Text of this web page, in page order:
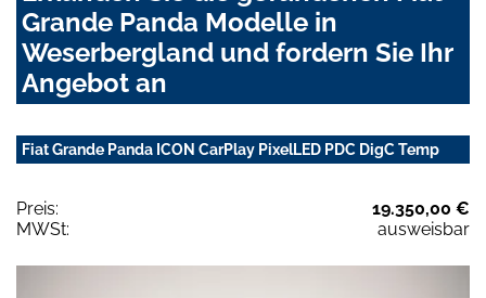
Grande Panda Modelle in
Weserbergland und fordern Sie Ihr
Angebot an
Fiat Grande Panda ICON CarPlay PixelLED PDC DigC Temp
Preis:
19.350,00 €
MWSt:
ausweisbar